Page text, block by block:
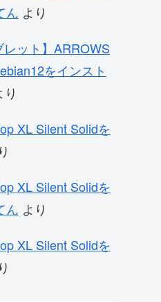
ん より
レット】ARROWS
をインスト
り
XL Silent Solidを
XL Silent Solidを
ん より
XL Silent Solidを